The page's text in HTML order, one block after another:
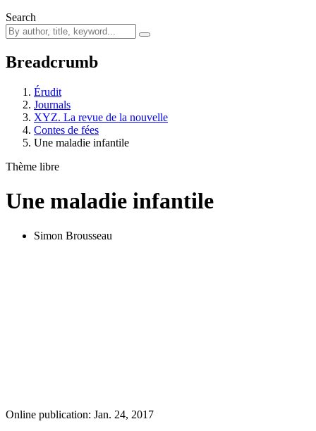
Search
Breadcrumb
Érudit
Journals
XYZ. La revue de la nouvelle
Contes de fées
Une maladie infantile
Thème libre
Une maladie infantile
Simon Brousseau
Online publication: Jan. 24, 2017